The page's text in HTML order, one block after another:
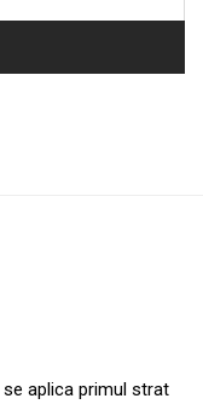
aplica primul strat